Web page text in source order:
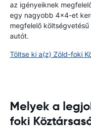
az igényeiknek
egy nagyobb 4x4-et
megfelelő
autót.
Töltse ki a(z) Zöld-foki
Melyek a
foki